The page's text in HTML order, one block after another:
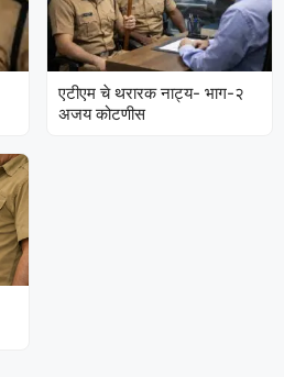
एटीएम चे थरारक नाट्य- भाग-२
अजय कोटणीस